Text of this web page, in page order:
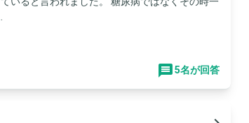
5名が回答